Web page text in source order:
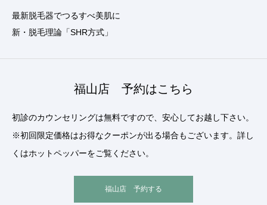
最新脱毛器でつるすべ美肌に
新・脱毛理論「SHR方式」
福山店 予約はこちら
初診のカウンセリングは無料ですので、安心してお越し下さい。
※初回限定価格はお得なクーポンが出る場合もございます。詳し
くはホットペッパーをご覧ください。
福山店 予約する